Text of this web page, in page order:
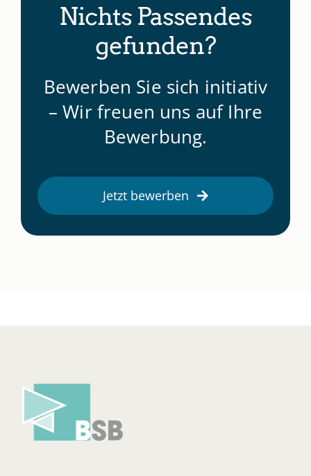
Nichts Passendes
gefunden?
Bewerben Sie sich initiativ
– Wir freuen uns auf Ihre
Bewerbung.
Jetzt bewerben